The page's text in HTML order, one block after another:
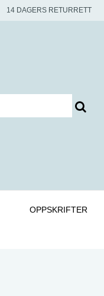
14 DAGERS RETURRETT
OPPSKRIFTER